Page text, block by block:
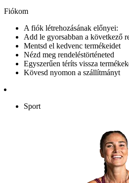
Fiókom
A fiók létrehozásának előnyei:
Add le gyorsabban a következő
Mentsd el kedvenc termékeidet
Nézd meg rendeléstörténeted
Egyszerűen téríts vissza
Kövesd nyomon a szállítmányt
Sport